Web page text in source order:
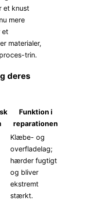
et knust
mere
et
materialer,
trin.
deres
Funktion i
reparationen
Klæbe- og
overfladelag;
hærder fugtigt
og bliver
ekstremt
stærkt.